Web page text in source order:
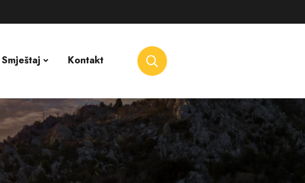
Smještaj Kontakt